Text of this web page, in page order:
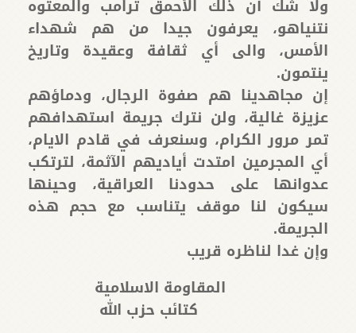
ولا شك أن ذلك الأحمق ترامب والمعتوه
نتنياهو، يعرفون جيدا من هم شهداء
الأمس، والى أي ثقافة وعقيدة وتاريخ
ينتمون.
إن مجاهدينا هم صفوة الرجال، ودماؤهم
عزيزة غالية، ولن نترك جريمة استهدافهم
تمر مرور الكرام، وسنعرف في قادم الايام،
أي المجرمين امتدت أياديهم الآثمة، لترتكب
عدوانها على حدودنا العراقية، وحينها
سيكون لنا موقف يتناسب مع حجم هذه
الجريمة.
وإن غدا لناظره قريب
المقاومة الاسلامية
كتائب حزب الله